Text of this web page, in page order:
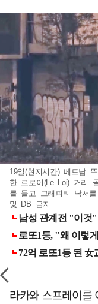
19일(현지시간) 베트남
한 르로이(Le Loi) 거리
를 들고 그래피티 낙서
및 DB 금지
라카와 스프레이를